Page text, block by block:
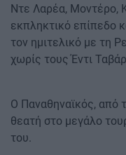
Ντε Λαρέα, Μοντέρο,
εκπληκτικό επίπεδο
τον ημιτελικό με τη
χωρίς τους Έντι
Ο Παναθηναϊκός, από
θεατή στο μεγάλο
του.